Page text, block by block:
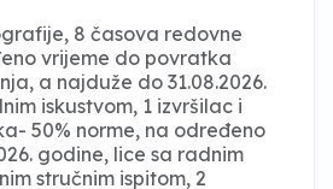
8 časova redovne
vrijeme do povratka
a najduže do 31.08.2026.
iskustvom, 1 izvršilac i
50% norme, na određeno
godine, lice sa radnim
stručnim ispitom, 2